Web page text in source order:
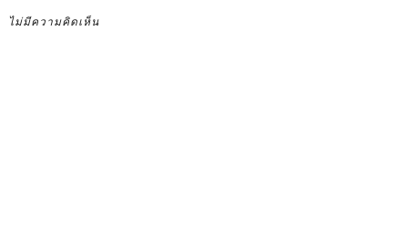
ไม่มีความคิดเห็น